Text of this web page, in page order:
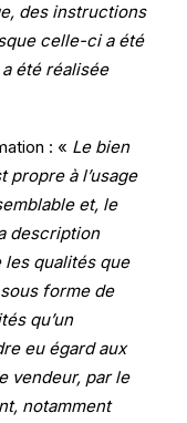
des instructions
celle-ci a été
été réalisée
: « Le bien
propre à l’usage
et, le
description
les qualités que
forme de
qu’un
eu égard aux
vendeur, par le
notamment